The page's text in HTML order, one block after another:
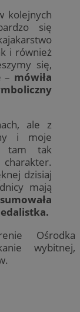
kolejnych
się
i również
się,
– mówiła
ale z
i moje
tam tak
dzisiaj
mają
Ośrodka
wybitnej,